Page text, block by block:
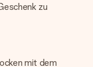
zu
mit dem